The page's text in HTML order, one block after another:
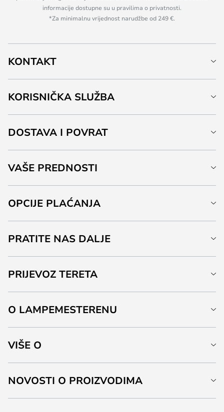
informacije dostupne su u pravilima o privatnosti.
*Za minimalnu vrijednost narudžbe od 249 €.
KONTAKT
KORISNIČKA SLUŽBA
DOSTAVA I POVRAT
VAŠE PREDNOSTI
OPCIJE PLAĆANJA
PRATITE NAS DALJE
PRIJEVOZ TERETA
O LAMPEMESTERENU
VIŠE O
NOVOSTI O PROIZVODIMA